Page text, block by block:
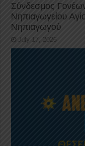
Σύνδεσμος
Νηπιαγωγείου
Νηπιαγωγού
July 17, 2026